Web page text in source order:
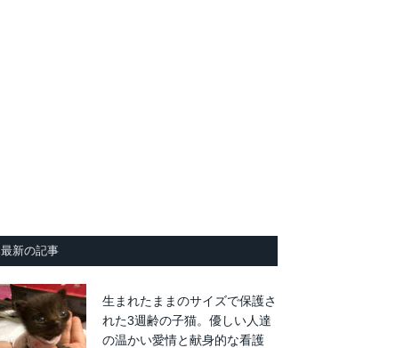
最新の記事
生まれたままのサイズで保護さ
れた3週齢の子猫。優しい人達
の温かい愛情と献身的な看護